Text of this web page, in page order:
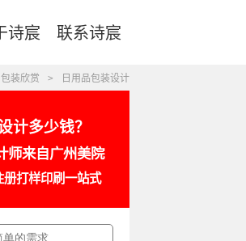
诗宸 联系诗宸
包装欣赏 > 日用品包装设计
计多少钱？
师来自广州美院
册打样印刷一站式